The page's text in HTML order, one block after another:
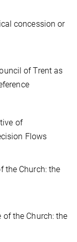
concession or
of Trent as
of
Flows
Church: the
the Church: the